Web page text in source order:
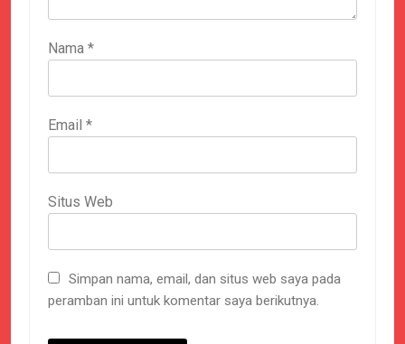
Nama *
Email *
Situs Web
Simpan nama, email, dan situs web saya pada
peramban ini untuk komentar saya berikutnya.